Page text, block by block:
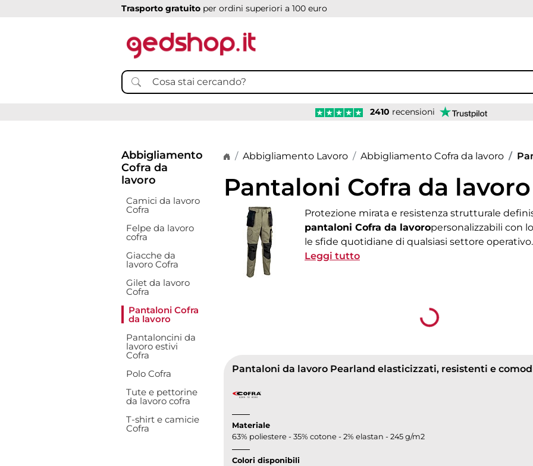
Trasporto gratuito per ordini superiori a 100 euro
2410 recensioni
Abbigliamento
Cofra da
lavoro
Camici da lavoro
Cofra
Felpe da lavoro
cofra
Giacche da
lavoro Cofra
Gilet da lavoro
Cofra
Pantaloni Cofra
da lavoro
Pantaloncini da
lavoro estivi
Cofra
Polo Cofra
Tute e pettorine
da lavoro cofra
T-shirt e camicie
Cofra
Home page
Abbigliamento Lavoro Abbigliamento Cofra da lavoro
Pantaloni Cofra da lavoro
Protezione mirata e resistenza strutturale
pantaloni Cofra da lavoropersonalizzabili con
le sfide quotidiane di qualsiasi settore
rinforzati ai jeans elastici, fino alle varianti
Leggi tutto
Loading...
Pantaloni da lavoro Pearland elasticizzati, resistenti e
Materiale
63% poliestere - 35% cotone - 2% elastan - 245 g/m2
Colori disponibili